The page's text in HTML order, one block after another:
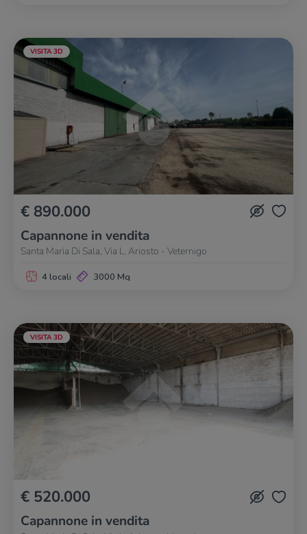
VISITA 3D
€ 890.000
Capannone in vendita
Santa Maria Di Sala, Via L. Ariosto - Veternigo
4 locali 3000 Mq
VISITA 3D
€ 520.000
Capannone in vendita